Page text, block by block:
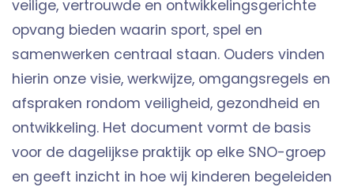
veilige, vertrouwde en ontwikkelingsgerichte
opvang bieden waarin sport, spel en
samenwerken centraal staan. Ouders vinden
hierin onze visie, werkwijze, omgangsregels en
afspraken rondom veiligheid, gezondheid en
ontwikkeling. Het document vormt de basis
voor de dagelijkse praktijk op elke SNO-groep
en geeft inzicht in hoe wij kinderen begeleiden